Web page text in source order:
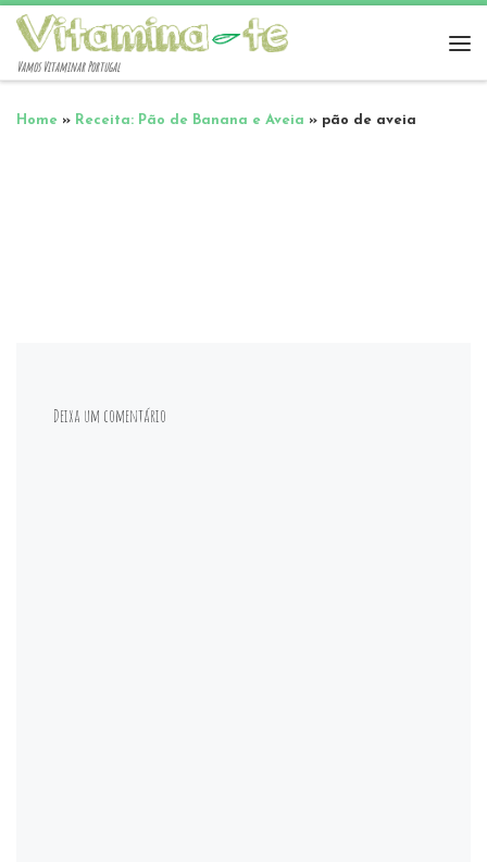
Vamos Vitaminar Portugal
Home » Receita: Pão de Banana e Aveia » pão de aveia
Deixa um comentário